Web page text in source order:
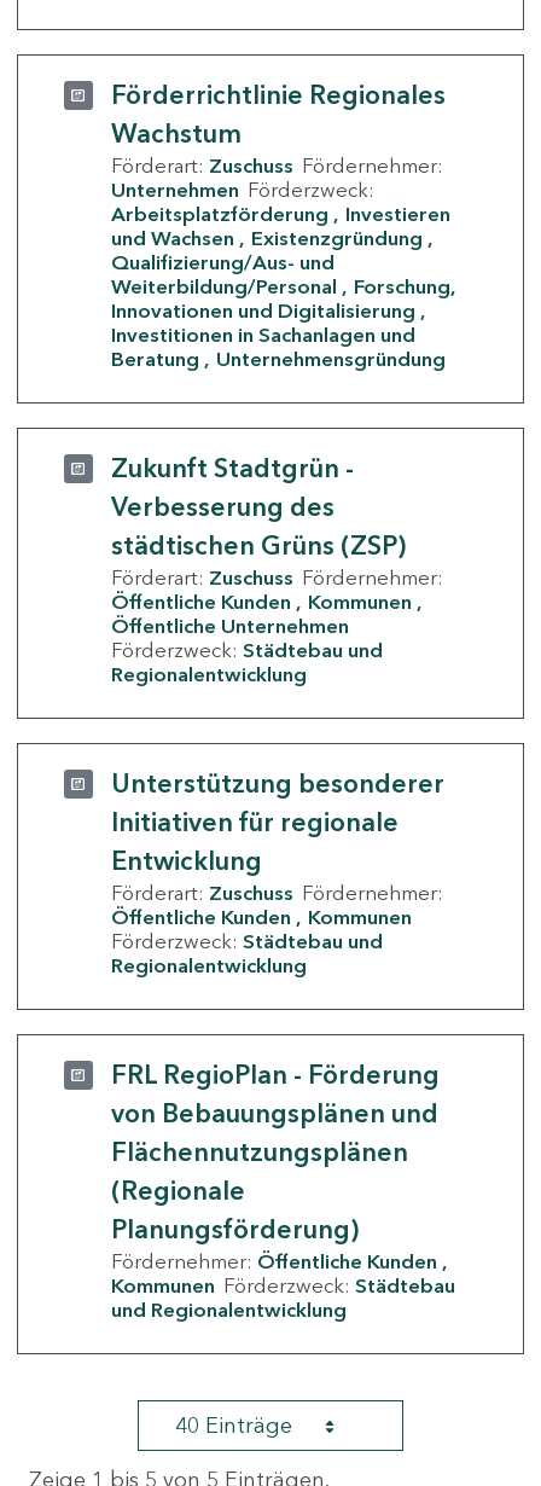
Förderrichtlinie Regionales
Wachstum
Förderart: Zuschuss Fördernehmer:
Unternehmen Förderzweck:
Arbeitsplatzförderung
Investieren
und Wachsen
Existenzgründung
Qualifizierung/Aus- und
Weiterbildung/Personal
Forschung,
Innovationen und Digitalisierung
Investitionen in Sachanlagen und
Beratung
Unternehmensgründung
Zukunft Stadtgrün -
Verbesserung des
städtischen Grüns (ZSP)
Förderart: Zuschuss Fördernehmer:
Öffentliche Kunden
Kommunen
Öffentliche Unternehmen
Förderzweck: Städtebau und
Regionalentwicklung
Unterstützung besonderer
Initiativen für regionale
Entwicklung
Förderart: Zuschuss Fördernehmer:
Öffentliche Kunden
Kommunen
Förderzweck: Städtebau und
Regionalentwicklung
FRL RegioPlan - Förderung
von Bebauungsplänen und
Flächennutzungsplänen
(Regionale
Planungsförderung)
Fördernehmer: Öffentliche Kunden
Kommunen Förderzweck: Städtebau
und Regionalentwicklung
40 Einträge
Zeige 1 bis 5 von 5 Einträgen.